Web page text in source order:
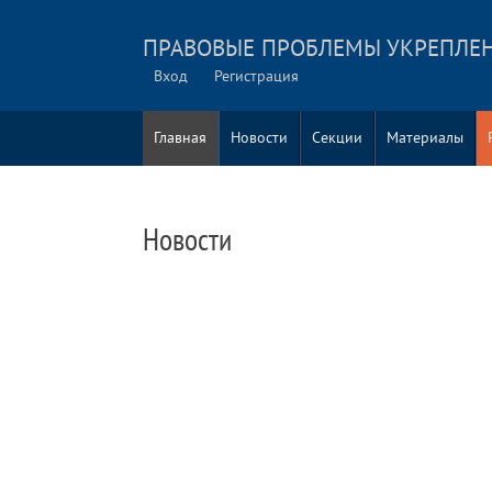
ПРАВОВЫЕ ПРОБЛЕМЫ
Вход Регистрация
Главная Новости Секции Материалы
Новости